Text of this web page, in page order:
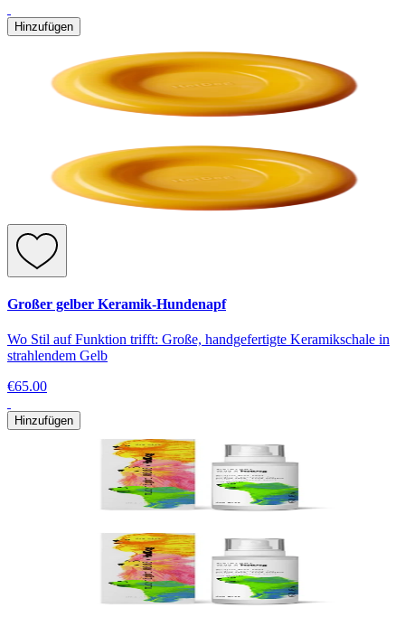
Hinzufügen
Großer gelber Keramik-Hundenapf
Wo Stil auf Funktion trifft: Große, handgefertigte Keramikschale in
strahlendem Gelb
€65.00
Hinzufügen